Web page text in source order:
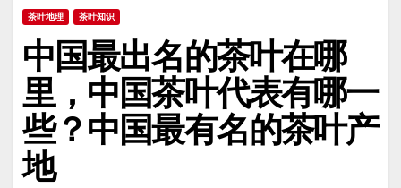
茶叶地理 茶叶知识
中国最出名的茶叶在哪
里，中国茶叶代表有哪一
些？中国最有名的茶叶产
地